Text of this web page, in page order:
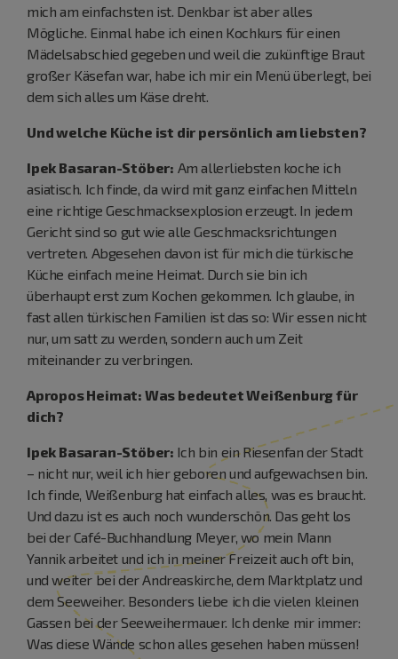
mich am einfachsten ist. Denkbar ist aber alles
Mögliche. Einmal habe ich einen Kochkurs für einen
Mädelsabschied gegeben und weil die zukünftige Braut
großer Käsefan war, habe ich mir ein Menü überlegt, bei
dem sich alles um Käse dreht.
Und welche Küche ist dir persönlich am liebsten?
Ipek Basaran-Stöber: Am allerliebsten koche ich
asiatisch. Ich finde, da wird mit ganz einfachen Mitteln
eine richtige Geschmacksexplosion erzeugt. In jedem
Gericht sind so gut wie alle Geschmacksrichtungen
vertreten. Abgesehen davon ist für mich die türkische
Küche einfach meine Heimat. Durch sie bin ich
überhaupt erst zum Kochen gekommen. Ich glaube, in
fast allen türkischen Familien ist das so: Wir essen nicht
nur, um satt zu werden, sondern auch um Zeit
miteinander zu verbringen.
Apropos Heimat: Was bedeutet Weißenburg für
dich?
Ipek Basaran-Stöber: Ich bin ein Riesenfan der Stadt
– nicht nur, weil ich hier geboren und aufgewachsen bin.
Ich finde, Weißenburg hat einfach alles, was es braucht.
Und dazu ist es auch noch wunderschön. Das geht los
bei der Café-Buchhandlung Meyer, wo mein Mann
Yannik arbeitet und ich in meiner Freizeit auch oft bin,
und weiter bei der Andreaskirche, dem Marktplatz und
dem Seeweiher. Besonders liebe ich die vielen kleinen
Gassen bei der Seeweihermauer. Ich denke mir immer:
Was diese Wände schon alles gesehen haben müssen!